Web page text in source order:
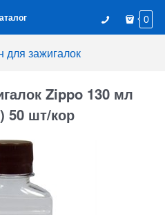
0
для зажигалок
Zippo 130 мл
50 шт/кор